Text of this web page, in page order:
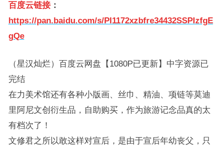
百度云链接：
https://pan.baidu.com/s/PI1172xzbfre34432SSPIzfgE
gQe
（星汉灿烂）百度云网盘【1080P已更新】中字资源已
完结
在力美术馆还有各种小版画、丝巾、精油、项链等莫迪
里阿尼文创衍生品，自助购买，作为旅游记念品真的太
有档次了！
文修君之所以敢这样对宣后，是由于宣后年幼丧父，只